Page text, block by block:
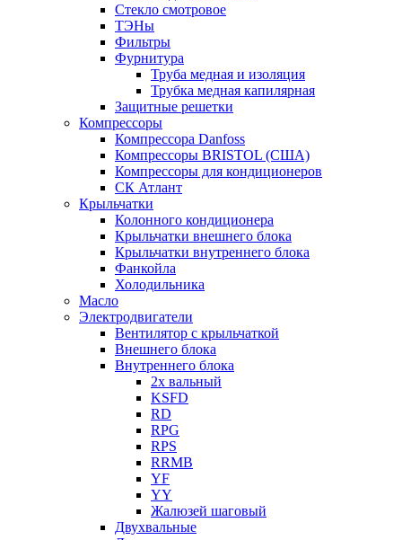
Стекло смотровое
ТЭНы
Фильтры
Фурнитура
Труба медная и изоляция
Трубка медная капилярная
Защитные решетки
Компрессоры
Компрессора Danfoss
Компрессоры BRISTOL (США)
Компрессоры для кондиционеров
СК Атлант
Крыльчатки
Колонного кондиционера
Крыльчатки внешнего блока
Крыльчатки внутреннего блока
Фанкойла
Холодильника
Масло
Электродвигатели
Вентилятор с крыльчаткой
Внешнего блока
Внутреннего блока
2х вальный
KSFD
RD
RPG
RPS
RRMB
YF
YY
Жалюзей шаговый
Двухвальные